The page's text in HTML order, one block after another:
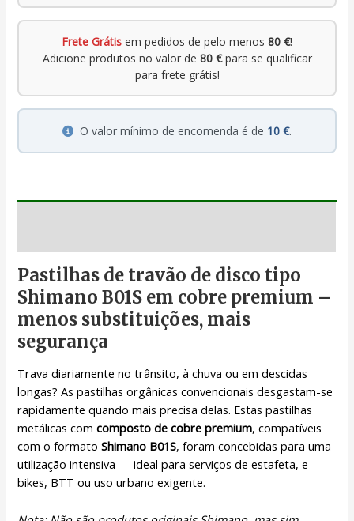
Frete Grátis em pedidos de pelo menos 80 €!
Adicione produtos no valor de 80 €para se qualificar
para frete grátis!
O valor mínimo de encomenda é de 10 €.
Pastilhas de travão de disco tipo
Shimano B01S em cobre premium –
menos substituições, mais
segurança
Trava diariamente no trânsito, à chuva ou em descidas
longas? As pastilhas orgânicas convencionais desgastam-se
rapidamente quando mais precisa delas. Estas pastilhas
metálicas comcomposto de cobre premium, compatíveis
com o formatoShimano B01S, foram concebidas para uma
utilização intensiva — ideal para serviços de estafeta, e-
bikes, BTT ou uso urbano exigente.